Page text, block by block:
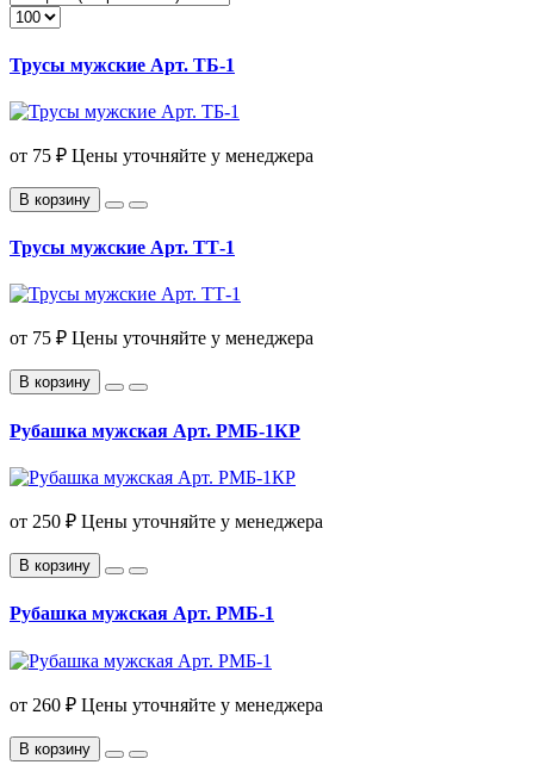
Трусы мужские Арт. ТБ-1
от 75 ₽ Цены уточняйте у менеджера
В корзину
Трусы мужские Арт. ТТ-1
от 75 ₽ Цены уточняйте у менеджера
В корзину
Рубашка мужская Арт. РМБ-1КР
от 250 ₽ Цены уточняйте у менеджера
В корзину
Рубашка мужская Арт. РМБ-1
от 260 ₽ Цены уточняйте у менеджера
В корзину